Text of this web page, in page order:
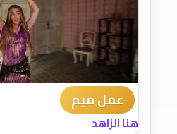
عمل ميم
هنا الزاهد